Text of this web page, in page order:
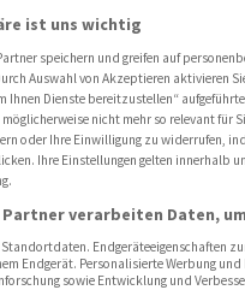
werden
ist uns wichtig
speichern und greifen auf
Auswahl von Akzeptieren aktivieren
Ihnen Dienste bereitzustellen“
nicht mehr so relevant für
oder Ihre Einwilligung zu widerrufen,
Ihre Einstellungen gelten innerhalb
Partner verarbeiten Daten,
Standortdaten. Endgeräteeigenschaften
Endgerät. Personalisierte Werbung
sowie Entwicklung und